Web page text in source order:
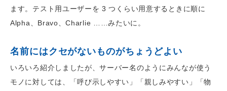
ます。テスト用ユーザーを 3 つくらい用意するときに順に
Alpha、Bravo、Charlie ……みたいに。
名前にはクセがないものがちょうどよい
いろいろ紹介しましたが、サーバー名のようにみんなが使う
モノに対しては、「呼び示しやすい」「親しみやすい」「物